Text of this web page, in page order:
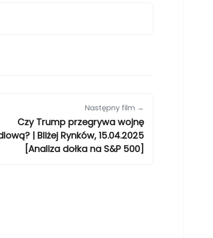
Następny film →
Czy Trump przegrywa wojnę
| Bliżej Rynków, 15.04.2025
[Analiza dołka na S&P 500]